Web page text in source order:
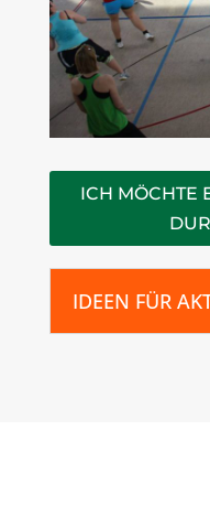
ICH MÖCHTE
IDEEN FÜR